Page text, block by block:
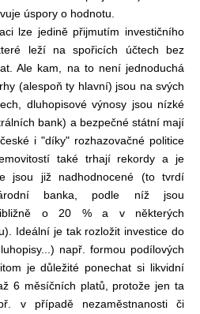
úspory o hodnotu.
lze jedině přijmutím investičního
leží na spořicích účtech bez
Ale kam, na to není jednoduchá
(alespoň ty hlavní) jsou na svých
dluhopisové výnosy jsou nízké
bank) a bezpečné státní mají
i "díky" rozhazovačné politice
také trhají rekordy a je
jsou již nadhodnocené (to tvrdí
banka, podle níž jsou
o 20 % a v některých
Ideální je tak rozložit investice do
např. formou podílových
je důležité ponechat si likvidní
6 měsíčních platů, protože jen ta
v případě nezaměstnanosti či